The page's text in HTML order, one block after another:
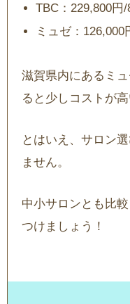
TBC：229,800円/
ミュゼ：126,000
滋賀県内にあるミ
ると少しコストが高
とはいえ、サロン
ません。
中小サロンとも比
つけましょう！